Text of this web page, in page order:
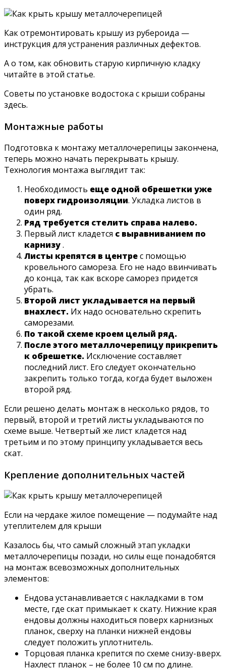
Как отремонтировать крышу из рубероида —
инструкция для устранения различных дефектов.
А о том, как обновить старую кирпичную кладку
читайте в этой статье.
Советы по установке водостока с крыши собраны
здесь.
Монтажные работы
Подготовка к монтажу металлочерепицы закончена,
теперь можно начать перекрывать крышу.
Технология монтажа выглядит так:
Необходимость еще одной обрешетки уже
поверх гидроизоляции. Укладка листов в
один ряд.
Ряд требуется стелить справа налево.
Первый лист кладется с выравниванием по
карнизу.
Листы крепятся в центрес помощью
кровельного самореза. Его не надо ввинчивать
до конца, так как вскоре саморез придется
убрать.
Второй лист укладывается на первый
внахлест. Их надо основательно скрепить
саморезами.
По такой схеме кроем целый ряд.
После этого металлочерепицу прикрепить
к обрешетке. Исключение составляет
последний лист. Его следует окончательно
закрепить только тогда, когда будет выложен
второй ряд.
Если решено делать монтаж в несколько рядов, то
первый, второй и третий листы укладываются по
схеме выше. Четвертый же лист кладется над
третьим и по этому принципу укладывается весь
скат.
Крепление дополнительных частей
Если на чердаке жилое помещение — подумайте над
утеплителем для крыши
Казалось бы, что самый сложный этап укладки
металлочерепицы позади, но силы еще понадобятся
на монтаж всевозможных дополнительных
элементов:
Ендова устанавливается с накладками в том
месте, где скат примыкает к скату. Нижние края
ендовы должны находиться поверх карнизных
планок, сверху на планки нижней ендовы
следует положить уплотнитель.
Торцовая планка крепится по схеме снизу-вверх.
Нахлест планок – не более 10 см по длине.